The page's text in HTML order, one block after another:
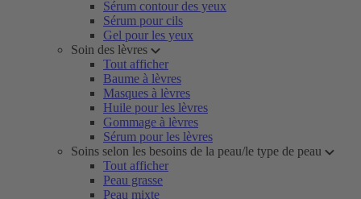
Sérum contour des yeux
Sérum pour cils
Gel pour les yeux
Soin des lèvres
Tout afficher
Baume à lèvres
Masques à lèvres
Huile pour les lèvres
Gommage à lèvres
Sérum pour les lèvres
Soins selon les besoins de la peau/le type de peau
Tout afficher
Peau grasse
Peau mixte